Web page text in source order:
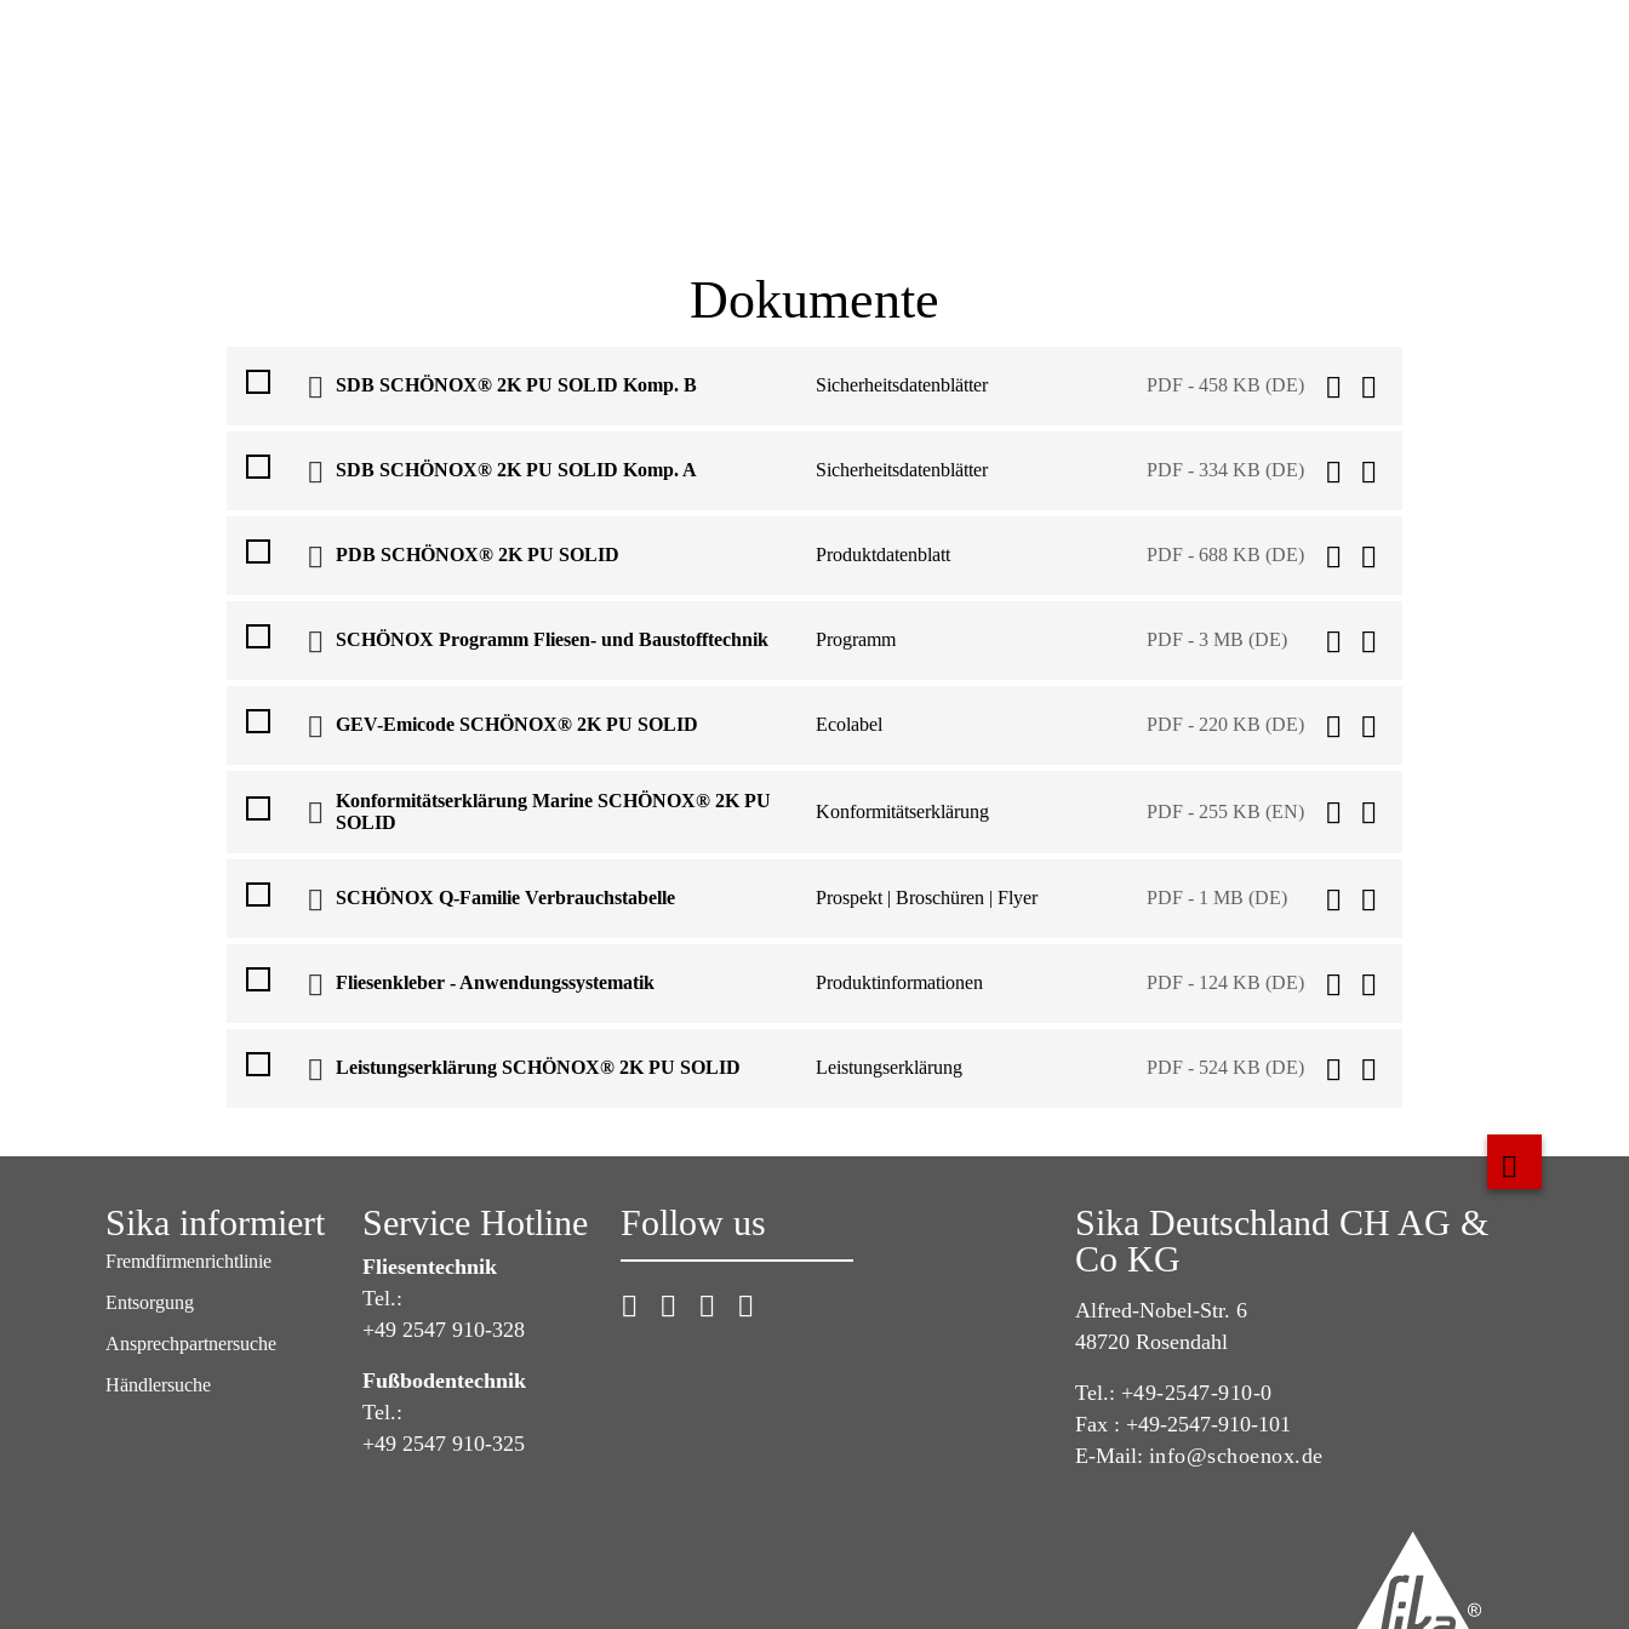
Dokumente
SDB SCHÖNOX® 2K PU SOLID Komp. B Sicherheitsdatenblätter PDF - 458 KB (DE)
SDB SCHÖNOX® 2K PU SOLID Komp. A Sicherheitsdatenblätter PDF - 334 KB (DE)
PDB SCHÖNOX® 2K PU SOLID Produktdatenblatt PDF - 688 KB (DE)
SCHÖNOX Programm Fliesen- und Baustofftechnik Programm PDF - 3 MB (DE)
GEV-Emicode SCHÖNOX® 2K PU SOLID Ecolabel PDF - 220 KB (DE)
Konformitätserklärung Marine SCHÖNOX® 2K PU
SOLID
Konformitätserklärung PDF - 255 KB (EN)
SCHÖNOX Q-Familie Verbrauchstabelle Prospekt | Broschüren | Flyer PDF - 1 MB (DE)
Fliesenkleber - Anwendungssystematik Produktinformationen PDF - 124 KB (DE)
Leistungserklärung SCHÖNOX® 2K PU SOLID Leistungserklärung PDF - 524 KB (DE)
Sika informiert
Fremdfirmenrichtlinie
Entsorgung
Ansprechpartnersuche
Händlersuche
Service Hotline
Fliesentechnik
Tel.:
+49 2547 910-328
Fußbodentechnik
Tel.:
+49 2547 910-325
Follow us
Sika Deutschland CH AG &
Co KG
Alfred-Nobel-Str. 6
48720 Rosendahl
Tel.: +49-2547-910-0
Fax : +49-2547-910-101
E-Mail: info@schoenox.de